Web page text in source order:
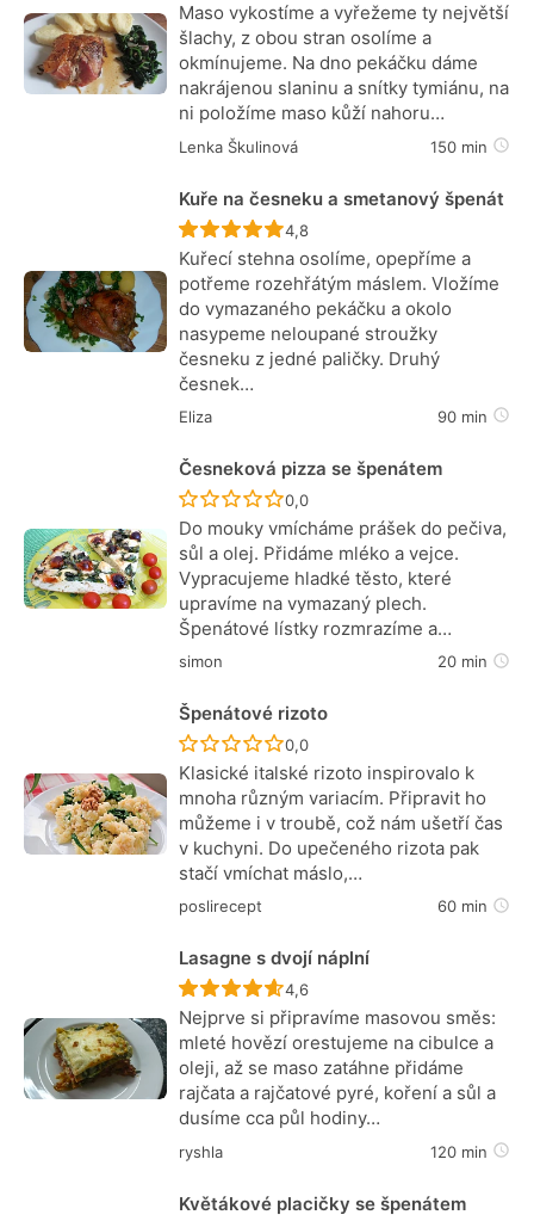
Maso vykostíme a vyřežeme ty největší
šlachy, z obou stran osolíme a
okmínujeme. Na dno pekáčku dáme
nakrájenou slaninu a snítky tymiánu, na
ni položíme maso kůží nahoru…
Lenka Škulinová 150 min
Kuře na česneku a smetanový špenát
Recept ještě nebyl hodnocen
4,8
Kuřecí stehna osolíme, opepříme a
potřeme rozehřátým máslem. Vložíme
do vymazaného pekáčku a okolo
nasypeme neloupané stroužky
česneku z jedné paličky. Druhý
česnek…
Eliza 90 min
Česneková pizza se špenátem
Recept ještě nebyl hodnocen
0,0
Do mouky vmícháme prášek do pečiva,
sůl a olej. Přidáme mléko a vejce.
Vypracujeme hladké těsto, které
upravíme na vymazaný plech.
Špenátové lístky rozmrazíme a…
simon 20 min
Špenátové rizoto
Recept ještě nebyl hodnocen
0,0
Klasické italské rizoto inspirovalo k
mnoha různým variacím. Připravit ho
můžeme i v troubě, což nám ušetří čas
v kuchyni. Do upečeného rizota pak
stačí vmíchat máslo,…
poslirecept 60 min
Lasagne s dvojí náplní
Recept ještě nebyl hodnocen
4,6
Nejprve si připravíme masovou směs:
mleté hovězí orestujeme na cibulce a
oleji, až se maso zatáhne přidáme
rajčata a rajčatové pyré, koření a sůl a
dusíme cca půl hodiny…
ryshla 120 min
Květákové placičky se špenátem